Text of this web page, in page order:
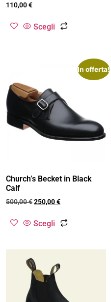
110,00€
Scegli
In offerta!
Church’s Becket in Black
Calf
500,00€250,00€
Scegli